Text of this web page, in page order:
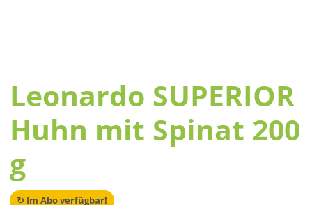
Leonardo SUPERIOR
Huhn mit Spinat 200
g
↻ Im Abo verfügbar!